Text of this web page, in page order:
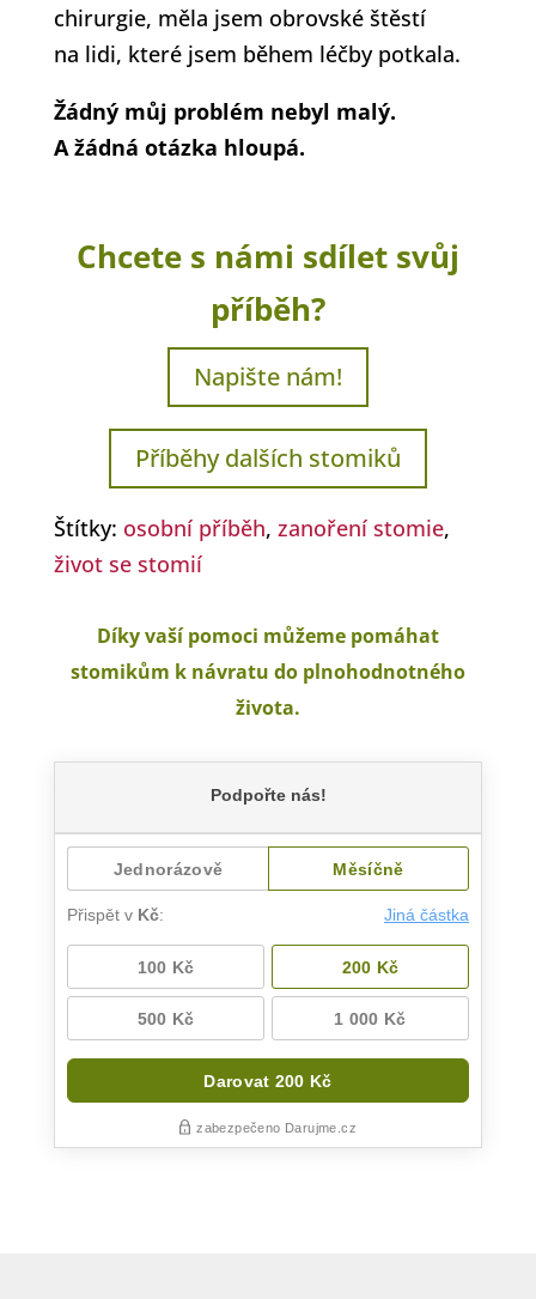
chirurgie, měla jsem obrovské štěstí
na lidi, které jsem během léčby potkala.
Žádný můj problém nebyl malý.
A žádná otázka hloupá.
Chcete s námi sdílet svůj
příběh?
Napište nám!
Příběhy dalších stomiků
Štítky: osobní příběh, zanoření stomie,
život se stomií
Díky vaší pomoci můžeme pomáhat
stomikům k návratu do plnohodnotného
života.